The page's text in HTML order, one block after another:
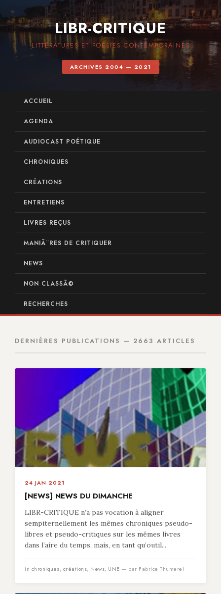
LIBR-CRITIQUE
LITTÉRATURES ET POÉSIES CONTEMPORAINES
ARCHIVES 2004 — 2021
ACCUEIL
AGENDA
AUDIOCAST POÉTIQUE
CHRONIQUES
CRÉATIONS
ENTRETIENS
LIVRES REÇUS
MANIÃ¨RES DE CRITIQUER
NEWS
NON CLASSÃ©
RECHERCHES
DERNIÈRES PUBLICATIONS — 2663 ARTICLES
24 JAN 2021
[NEWS] NEWS DU DIMANCHE
LIBR-CRITIQUE n’a pas vocation à aligner
sempiternellement les mêmes chroniques pseudo-
libres et pseudo-critiques sur les mêmes livres
dans l’aire du temps, mais, en tant qu’outil...
in chroniques, créations, News, UNE — par Fabrice Thumerel